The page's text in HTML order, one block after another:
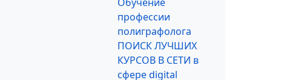
профессии
полиграфолога
ПОИСК ЛУЧШИХ
КУРСОВ В СЕТИ в
сфере digital